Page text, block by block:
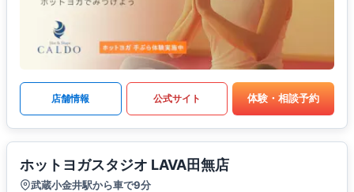
店舗情報 公式サイト 体験・相談予約
ホットヨガスタジオ LAVA田無店
武蔵小金井駅から車で9分